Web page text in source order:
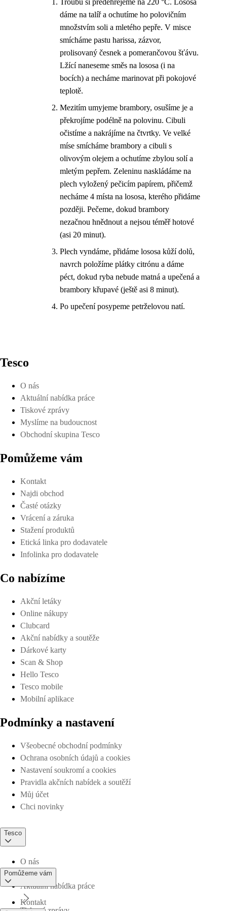
dáme na talíř a ochutíme ho polovičním
množstvím soli a mletého pepře. V misce
smícháme pastu harissa, zázvor,
prolisovaný česnek a pomerančovou šťávu.
Lžící naneseme směs na lososa (i na
bocích) a necháme marinovat při pokojové
teplotě.
Mezitím umyjeme brambory, osušíme je a
překrojíme podélně na polovinu. Cibuli
očistíme a nakrájíme na čtvrtky. Ve velké
míse smícháme brambory a cibuli s
olivovým olejem a ochutíme zbylou solí a
mletým pepřem. Zeleninu naskládáme na
plech vyložený pečicím papírem, přičemž
necháme 4 místa na lososa, kterého přidáme
později. Pečeme, dokud brambory
nezačnou hnědnout a nejsou téměř hotové
(asi 20 minut).
Plech vyndáme, přidáme lososa kůží dolů,
navrch položíme plátky citrónu a dáme
péct, dokud ryba nebude matná a upečená a
brambory křupavé (ještě asi 8 minut).
Po upečení posypeme petrželovou natí.
Tesco
O nás
Aktuální nabídka práce
Tiskové zprávy
Myslíme na budoucnost
Obchodní skupina Tesco
Pomůžeme vám
Kontakt
Najdi obchod
Časté otázky
Vrácení a záruka
Stažení produktů
Etická linka pro dodavatele
Infolinka pro dodavatele
Co nabízíme
Akční letáky
Online nákupy
Clubcard
Akční nabídky a soutěže
Dárkové karty
Scan & Shop
Hello Tesco
Tesco mobile
Mobilní aplikace
Podmínky a nastavení
Všeobecné obchodní podmínky
Ochrana osobních údajů a cookies
Nastavení soukromí a cookies
Pravidla akčních nabídek a soutěží
Můj účet
Chci novinky
Tesco
O nás
Aktuální nabídka práce
Pomůžeme vám
Kontakt